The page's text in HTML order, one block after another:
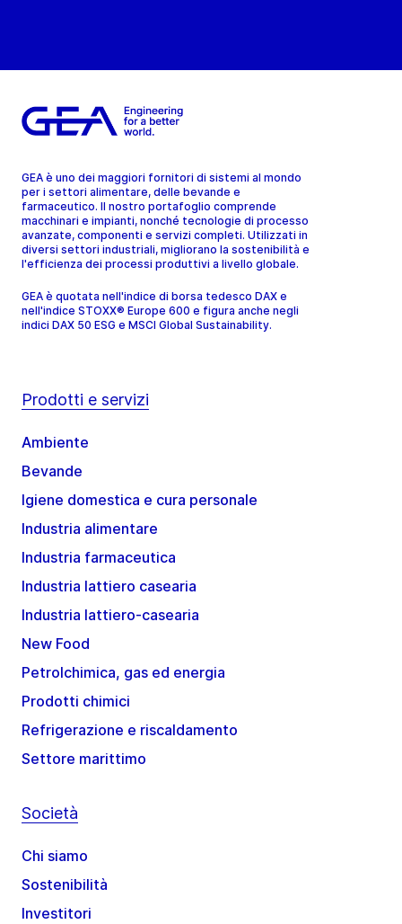
GEA è uno dei maggiori fornitori di sistemi al mondo
per i settori alimentare, delle bevande e
farmaceutico. Il nostro portafoglio comprende
macchinari e impianti, nonché tecnologie di processo
avanzate, componenti e servizi completi. Utilizzati in
diversi settori industriali, migliorano la sostenibilità e
l'efficienza dei processi produttivi a livello globale.
GEA è quotata nell'indice di borsa tedesco DAX e
nell'indice STOXX® Europe 600 e figura anche negli
indici DAX 50 ESG e MSCI Global Sustainability.
Prodotti e servizi
Ambiente
Bevande
Igiene domestica e cura personale
Industria alimentare
Industria farmaceutica
Industria lattiero casearia
Industria lattiero-casearia
New Food
Petrolchimica, gas ed energia
Prodotti chimici
Refrigerazione e riscaldamento
Settore marittimo
Società
Chi siamo
Sostenibilità
Investitori